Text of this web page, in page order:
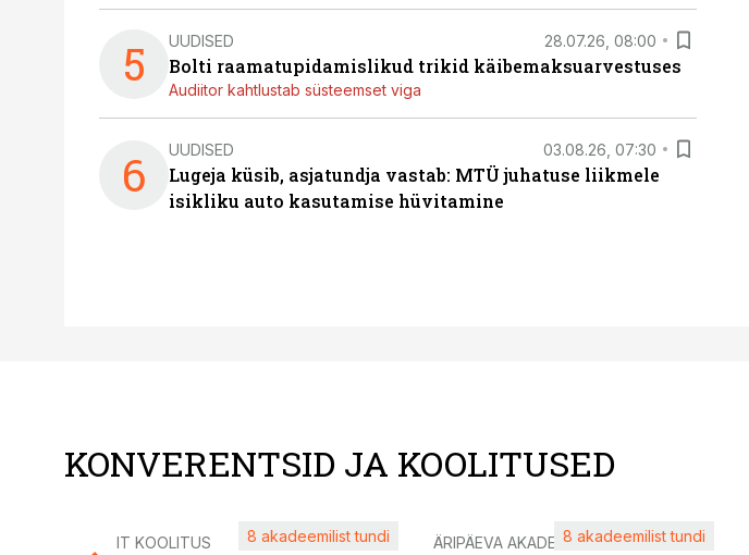
5 UUDISED 28.07.26, 08:00
Bolti raamatupidamislikud trikid käibemaksuarvestuses
Audiitor kahtlustab süsteemset viga
6 UUDISED 03.08.26, 07:30
Lugeja küsib, asjatundja vastab: MTÜ juhatuse liikmele
isikliku auto kasutamise hüvitamine
KONVERENTSID JA KOOLITUSED
IT KOOLITUS 8 akadeemilist tundi ÄRIPÄEVA AKADEEMIA8 akadeemilist tundi